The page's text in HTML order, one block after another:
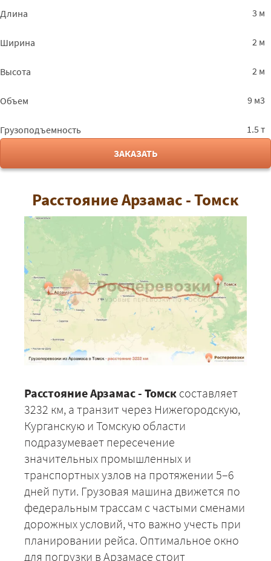
Длина 3 м
Ширина 2 м
Высота 2 м
Объем 9 м3
Грузоподъемность
1.5 т
ЗАКАЗАТЬ
Расстояние Арзамас - Томск
Расстояние Арзамас - Томск составляет
3232 км, а транзит через Нижегородскую,
Курганскую и Томскую области
подразумевает пересечение
значительных промышленных и
транспортных узлов на протяжении 5–6
дней пути. Грузовая машина движется по
федеральным трассам с частыми сменами
дорожных условий, что важно учесть при
планировании рейса. Оптимальное окно
для погрузки в Арзамасе стоит